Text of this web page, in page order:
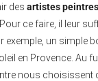
des artistes peintres
ce faire, il leur
exemple, un simple
en Provence. Au
nous choisissent